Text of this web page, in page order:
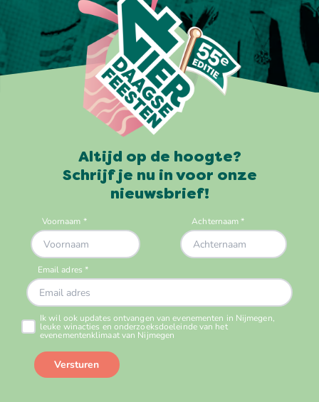
Altijd op de hoogte?
Schrijf je nu in voor onze
nieuwsbrief!